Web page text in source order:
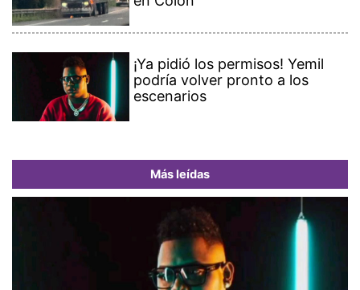
¡Ya pidió los permisos! Yemil
podría volver pronto a los
escenarios
Más leídas